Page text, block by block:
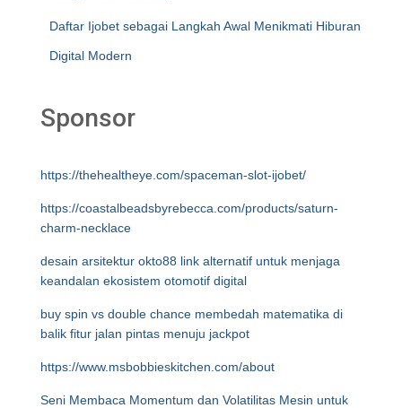
Daftar Ijobet sebagai Langkah Awal Menikmati Hiburan
Digital Modern
Sponsor
https://thehealtheye.com/spaceman-slot-ijobet/
https://coastalbeadsbyrebecca.com/products/saturn-
charm-necklace
desain arsitektur okto88 link alternatif untuk menjaga
keandalan ekosistem otomotif digital
buy spin vs double chance membedah matematika di
balik fitur jalan pintas menuju jackpot
https://www.msbobbieskitchen.com/about
Seni Membaca Momentum dan Volatilitas Mesin untuk